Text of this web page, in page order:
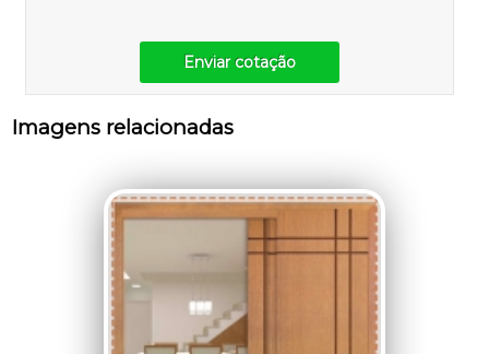
Enviar cotação
Imagens relacionadas